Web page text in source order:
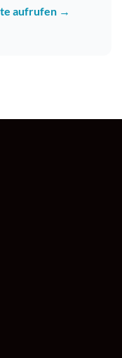
aufrufen →